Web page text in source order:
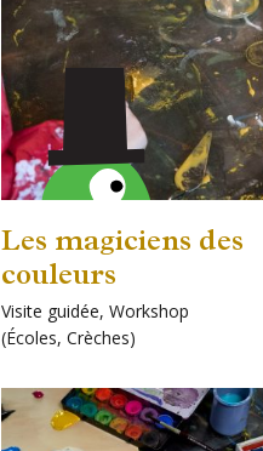
Les magiciens des
couleurs
Pour
enfants!
d'infos
sur
Édouard
Visite guidée, Workshop
(Écoles, Crèches)